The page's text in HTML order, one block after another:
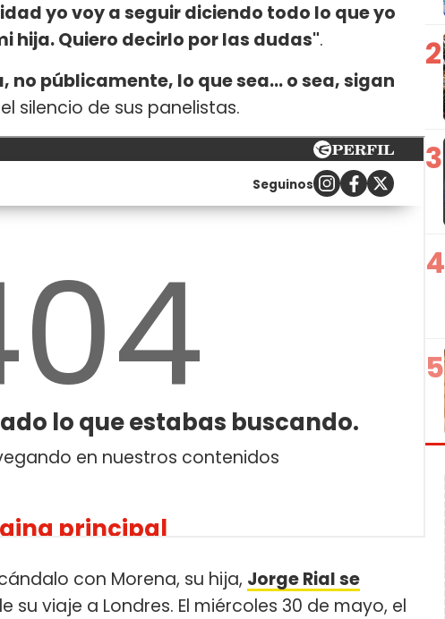
yo voy a seguir diciendo todo lo que yo
hija. Quiero decirlo por las dudas".
públicamente, lo que sea... o sea, sigan
silencio de sus panelistas.
con Morena, su hija, Jorge Rial se
su viaje a Londres. El miércoles 30 de mayo, el
2
3
4
5